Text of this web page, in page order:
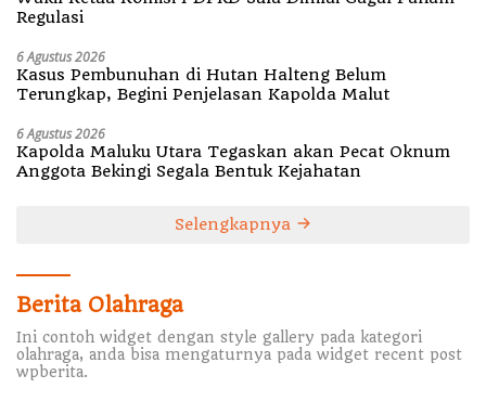
Regulasi
6 Agustus 2026
Kasus Pembunuhan di Hutan Halteng Belum
Terungkap, Begini Penjelasan Kapolda Malut
6 Agustus 2026
Kapolda Maluku Utara Tegaskan akan Pecat Oknum
Anggota Bekingi Segala Bentuk Kejahatan
Selengkapnya
Berita Olahraga
Ini contoh widget dengan style gallery pada kategori
olahraga, anda bisa mengaturnya pada widget recent post
wpberita.